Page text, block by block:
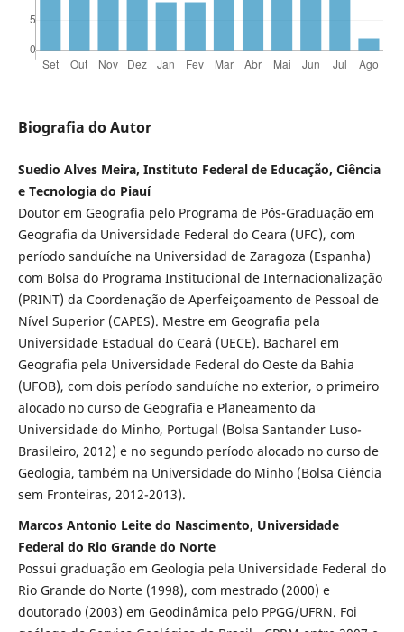
Biografia do Autor
Suedio Alves Meira, Instituto Federal de Educação, Ciência
e Tecnologia do Piauí
Doutor em Geografia pelo Programa de Pós-Graduação em
Geografia da Universidade Federal do Ceara (UFC), com
período sanduíche na Universidad de Zaragoza (Espanha)
com Bolsa do Programa Institucional de Internacionalização
(PRINT) da Coordenação de Aperfeiçoamento de Pessoal de
Nível Superior (CAPES). Mestre em Geografia pela
Universidade Estadual do Ceará (UECE). Bacharel em
Geografia pela Universidade Federal do Oeste da Bahia
(UFOB), com dois período sanduíche no exterior, o primeiro
alocado no curso de Geografia e Planeamento da
Universidade do Minho, Portugal (Bolsa Santander Luso-
Brasileiro, 2012) e no segundo período alocado no curso de
Geologia, também na Universidade do Minho (Bolsa Ciência
sem Fronteiras, 2012-2013).
Marcos Antonio Leite do Nascimento, Universidade
Federal do Rio Grande do Norte
Possui graduação em Geologia pela Universidade Federal do
Rio Grande do Norte (1998), com mestrado (2000) e
doutorado (2003) em Geodinâmica pelo PPGG/UFRN. Foi